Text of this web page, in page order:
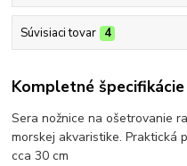
Súvisiaci tovar 4
Kompletné špecifikácie
Sera nožnice na ošetrovanie
morskej akvaristike. Praktická
cca 30 cm